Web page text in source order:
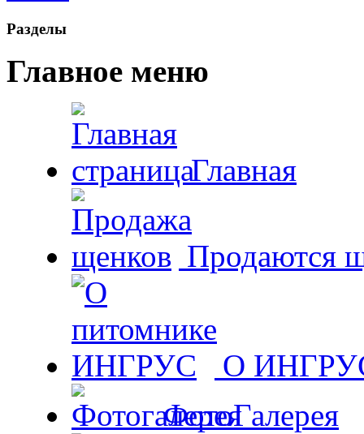
Рaзделы
Главное меню
Главная
Продаются
О
ФотоГалерея